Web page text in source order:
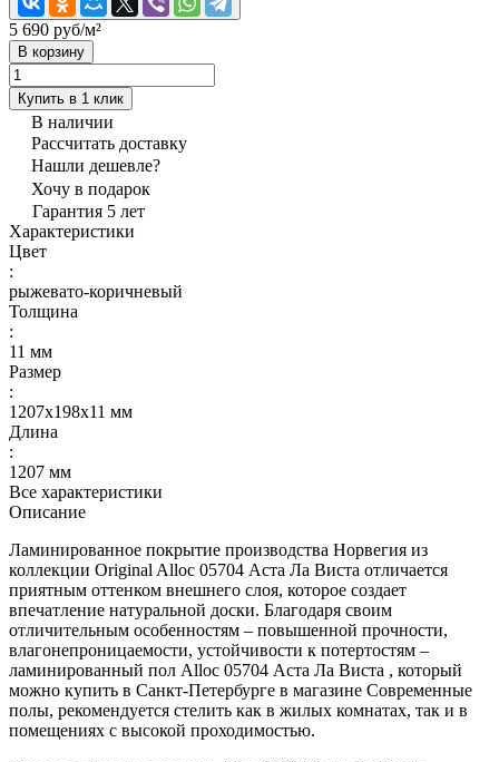
5 690 руб/м²
В корзину
Купить в 1 клик
В наличии
Рассчитать доставку
Нашли дешевле?
Хочу в подарок
Гарантия 5 лет
Характеристики
Цвет
:
рыжевато-коричневый
Толщина
:
11 мм
Размер
:
1207x198x11 мм
Длина
:
1207 мм
Все характеристики
Описание
Ламинированное покрытие производства Норвегия из
коллекции Original Alloc 05704 Аста Ла Виста отличается
приятным оттенком внешнего слоя, которое создает
впечатление натуральной доски. Благодаря своим
отличительным особенностям – повышенной прочности,
влагонепроницаемости, устойчивости к потертостям –
ламинированный пол Alloc 05704 Аста Ла Виста , который
можно купить в Санкт-Петербурге в магазине Современные
полы, рекомендуется стелить как в жилых комнатах, так и в
помещениях с высокой проходимостью.